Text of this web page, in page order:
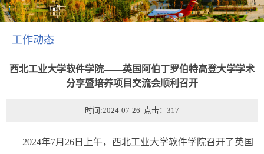
工作动态
西北工业大学软件学院——英国阿伯丁罗伯特高登大学学术
分享暨培养项目交流会顺利召开
时间:2024-07-26 点击： 317
2024年7月26日上午，西北工业大学软件学院召开了英国